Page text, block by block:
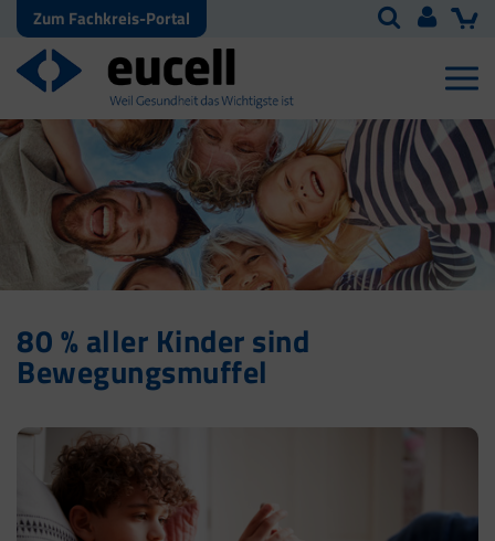
Zum Fachkreis-Portal
80 % aller Kinder sind
Bewegungsmuffel